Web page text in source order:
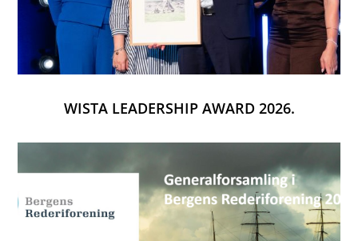
WISTA LEADERSHIP AWARD 2026.